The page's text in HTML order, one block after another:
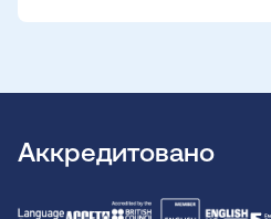
Аккредитовано